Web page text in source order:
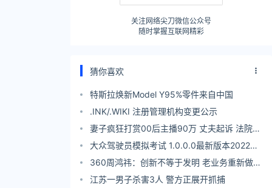
关注网络尖刀微信公众号
随时掌握互联网精彩
猜你喜欢
特斯拉焕新Model Y95%零件来自中国
.INK/.WIKI 注册管理机构变更公示
妻子疯狂打赏00后主播90万 丈夫起诉 法院判
了
大众驾驶员模拟考试 1.0.0.0最新版本2022下
载地址
360周鸿祎：创新不等于发明 老业务重新做一
遍也是创新
江苏一男子杀害3人 警方正展开抓捕